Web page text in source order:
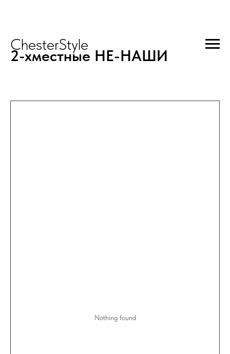
ChesterStyle
2-хместные НЕ-НАШИ
Nothing found